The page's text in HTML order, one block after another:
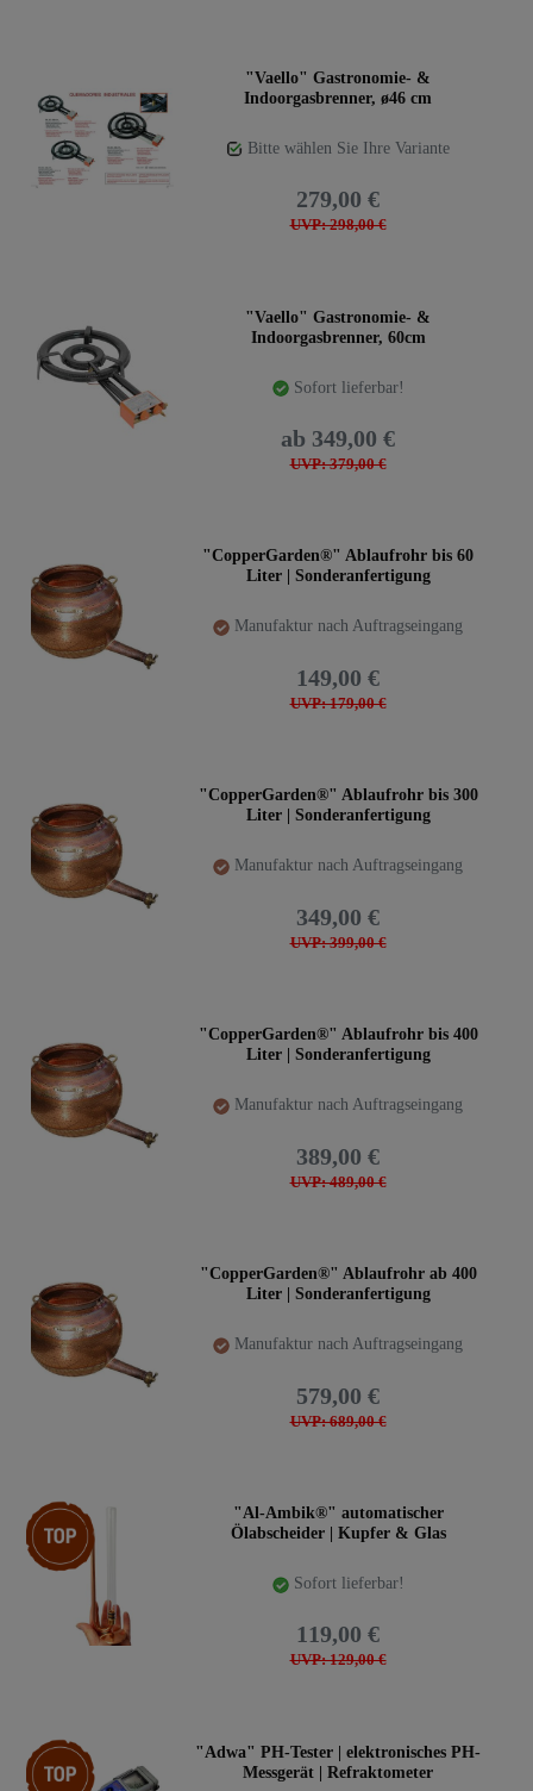
"Vaello" Gastronomie- &
Indoorgasbrenner, ø46 cm
Bitte wählen Sie Ihre Variante
UVP: 298,00 €
279,00 €
"Vaello" Gastronomie- &
Indoorgasbrenner, 60cm
Sofort lieferbar!
UVP: 379,00 €
ab 349,00 €
"CopperGarden®" Ablaufrohr bis 60
Liter | Sonderanfertigung
Manufaktur nach Auftragseingang
UVP: 179,00 €
149,00 €
"CopperGarden®" Ablaufrohr bis 300
Liter | Sonderanfertigung
Manufaktur nach Auftragseingang
UVP: 399,00 €
349,00 €
"CopperGarden®" Ablaufrohr bis 400
Liter | Sonderanfertigung
Manufaktur nach Auftragseingang
UVP: 489,00 €
389,00 €
"CopperGarden®" Ablaufrohr ab 400
Liter | Sonderanfertigung
Manufaktur nach Auftragseingang
UVP: 689,00 €
579,00 €
Top-Artikel
"Al-Ambik®" automatischer
Ölabscheider | Kupfer & Glas
Sofort lieferbar!
UVP: 129,00 €
119,00 €
Top-Artikel
"Adwa" PH-Tester | elektronisches PH-
Messgerät | Refraktometer